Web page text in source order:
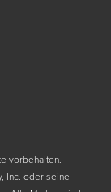
vorbehalten.
Inc. oder seine